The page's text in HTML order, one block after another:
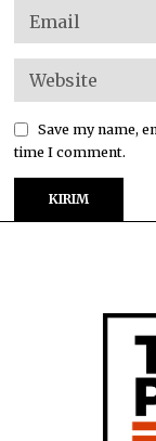
Save my name,
time I comment.